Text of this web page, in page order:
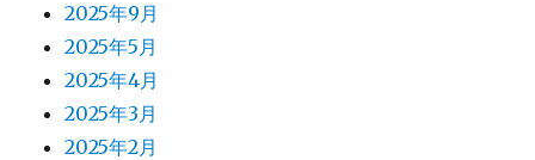
2025年9月
2025年5月
2025年4月
2025年3月
2025年2月